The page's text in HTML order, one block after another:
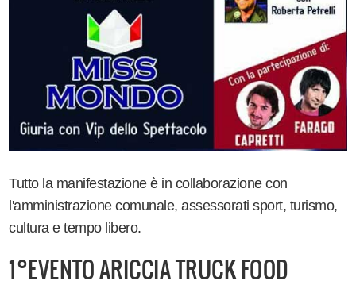
Tutto la manifestazione è in collaborazione con
l'amministrazione comunale, assessorati sport, turismo,
cultura e tempo libero.
1°EVENTO ARICCIA TRUCK FOOD